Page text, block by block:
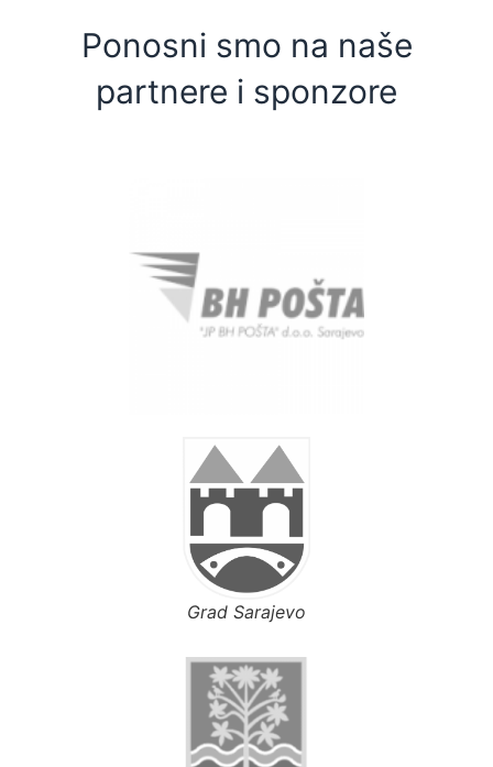
Ponosni smo na naše
partnere i sponzore
Grad Sarajevo